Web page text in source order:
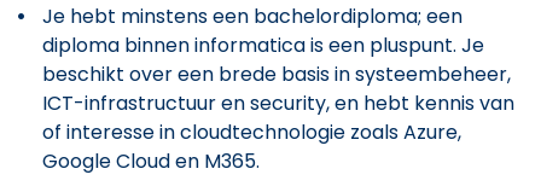
Je hebt minstens een bachelordiploma; een
diploma binnen informatica is een pluspunt. Je
beschikt over een brede basis in systeembeheer,
ICT-infrastructuur en security, en hebt kennis van
of interesse in cloudtechnologie zoals Azure,
Google Cloud en M365.